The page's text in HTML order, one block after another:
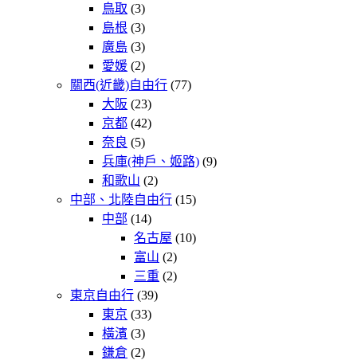
鳥取 (3)
島根 (3)
廣島 (3)
愛媛 (2)
關西(近畿)自由行 (77)
大阪 (23)
京都 (42)
奈良 (5)
兵庫(神戶、姬路) (9)
和歌山 (2)
中部、北陸自由行 (15)
中部 (14)
名古屋 (10)
富山 (2)
三重 (2)
東京自由行 (39)
東京 (33)
橫濱 (3)
鎌倉 (2)